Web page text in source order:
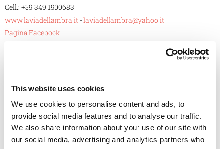
This website uses cookies
We use cookies to personalise content and ads, to
provide social media features and to analyse our traffic.
We also share information about your use of our site with
our social media, advertising and analytics partners who
Cell.: +39 349 1900683
www.laviadellambra.it -laviadellambra@yahoo.it
Pagina Facebook
via Ermes di Colloredo, 11/8 - 33100 Udine
itineraria@itinerariafvg.it-www.itinerariafvg.it
Nord Est Guide e Incoming
c/o Via Einaudi 1 - 34121 Trieste
Cell.: +39 333 5213594 | Cell.: + 39 347 8036396